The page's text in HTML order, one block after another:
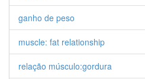
ganho de peso
muscle: fat relationship
relação músculo:gordura